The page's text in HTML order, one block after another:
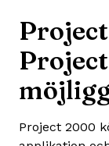
Project 2000